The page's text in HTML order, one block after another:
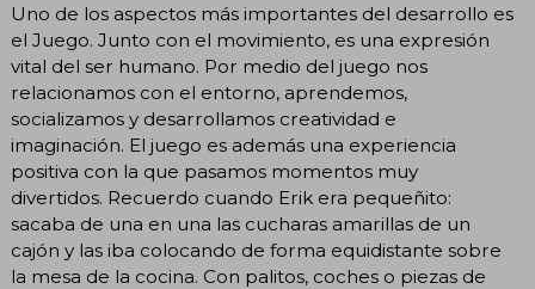
Uno de los aspectos más importantes del desarrollo es
el Juego. Junto con el movimiento, es una expresión
vital del ser humano. Por medio del juego nos
relacionamos con el entorno, aprendemos,
socializamos y desarrollamos creatividad e
imaginación. El juego es además una experiencia
positiva con la que pasamos momentos muy
divertidos. Recuerdo cuando Erik era pequeñito:
sacaba de una en una las cucharas amarillas de un
cajón y las iba colocando de forma equidistante sobre
la mesa de la cocina. Con palitos, coches o piezas de